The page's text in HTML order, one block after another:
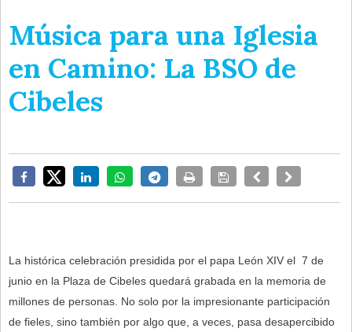
Música para una Iglesia
en Camino: La BSO de
Cibeles
La histórica celebración presidida por el papa León XIV el 7 de
junio en la Plaza de Cibeles quedará grabada en la memoria de
millones de personas. No solo por la impresionante participación
de fieles, sino también por algo que, a veces, pasa desapercibido